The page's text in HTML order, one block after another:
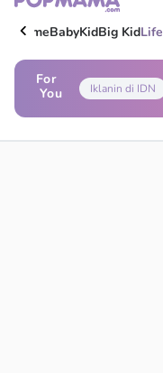
HomeBabyKidBig KidLife
For
You
Iklanin di IDN